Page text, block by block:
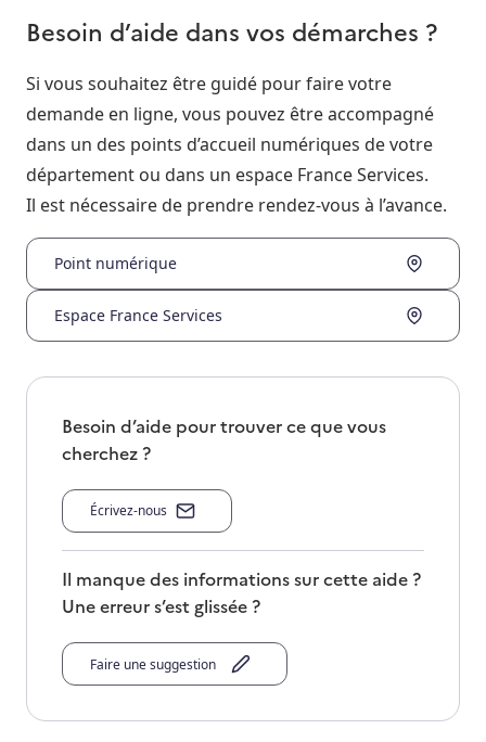
Besoin d’aide dans vos démarches ?
Si vous souhaitez être guidé pour faire votre
demande en ligne, vous pouvez être accompagné
dans un des points d’accueil numériques de votre
département ou dans un espace France Services.
Il est nécessaire de prendre rendez-vous à l’avance.
Point numérique
Espace France Services
Besoin d’aide pour trouver ce que vous
cherchez ?
Écrivez-nous
Il manque des informations sur cette aide ?
Une erreur s’est glissée ?
Faire une suggestion